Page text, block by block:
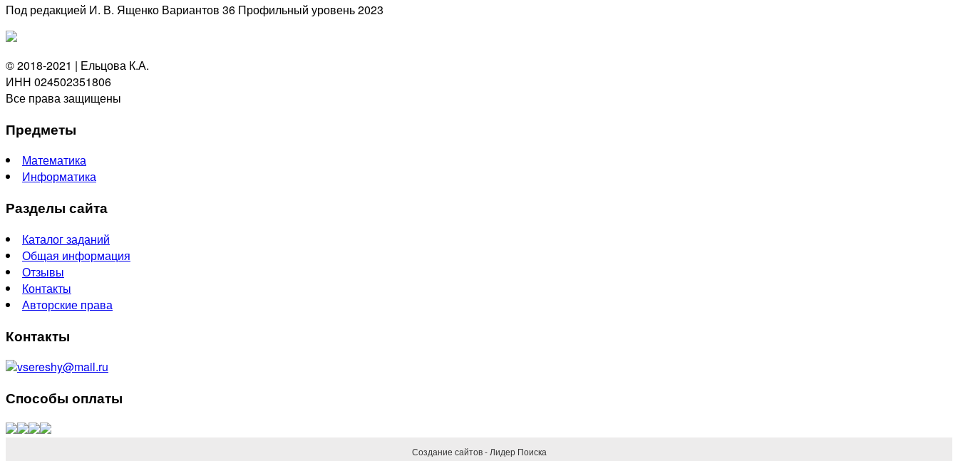
Под редакцией И. В. Ященко Вариантов 36 Профильный уровень 2023
© 2018-2021 | Ельцова К.А.
ИНН 024502351806
Все права защищены
Предметы
Математика
Информатика
Разделы сайта
Каталог заданий
Общая информация
Отзывы
Контакты
Авторские права
Контакты
vsereshy@mail.ru
Способы оплаты
Создание сайтов - Лидер Поиска